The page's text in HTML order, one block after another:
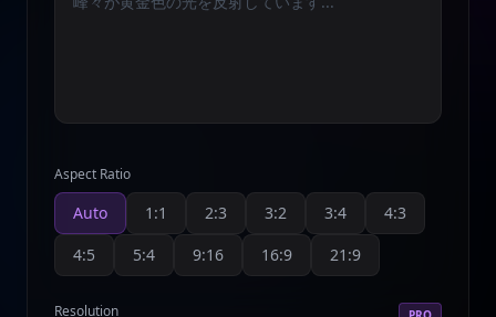
Aspect Ratio
Auto 1:1 2:3 3:2 3:4
4:3
4:5
5:4 9:16 16:9 21:9
Resolution